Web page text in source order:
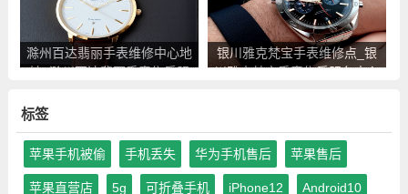
滁州百达翡丽手表维修中心地
址_滁州百达翡丽手表售后服
银川雅克梵宝手表维修点_银
川雅克梵宝手表售后服务中心
标签
苹果手机被偷 手机丢失 华为手机售后 苹果售后
苹果直营店 5g 可折叠手机 iPhone12 Android10